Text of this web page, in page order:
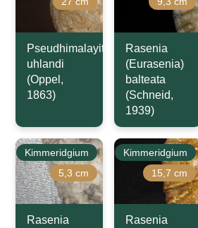
Pseudhimalayites
uhlandi
(Oppel,
1863)
Rasenia
(Eurasenia)
balteata
(Schneid,
1939)
Kimmeridgium
5,3 cm
Rasenia
Kimmeridgium
15,7 cm
Rasenia